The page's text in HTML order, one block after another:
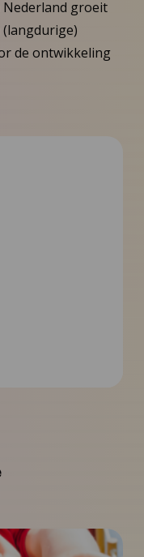
Nederland groeit
de ontwikkeling